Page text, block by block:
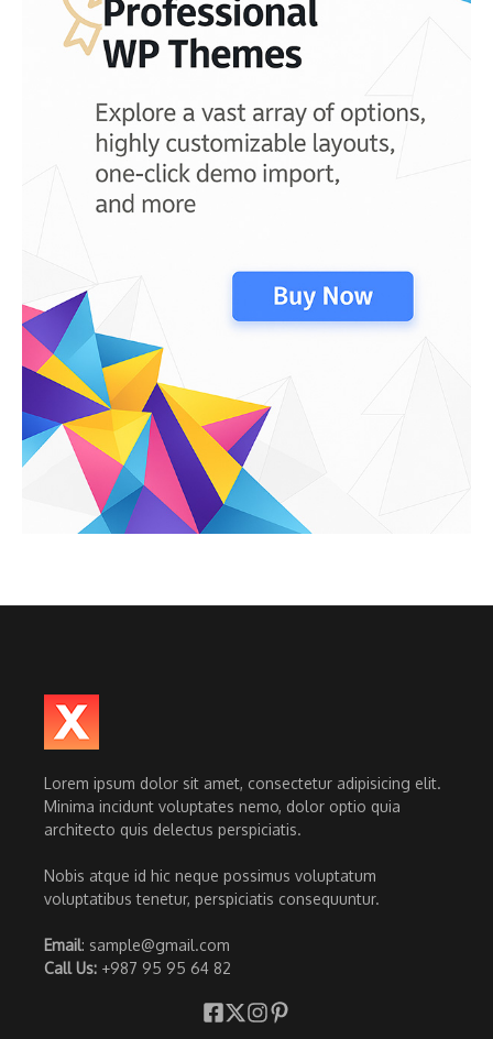
Lorem ipsum dolor sit amet, consectetur adipisicing elit.
Minima incidunt voluptates nemo, dolor optio quia
architecto quis delectus perspiciatis.
Nobis atque id hic neque possimus voluptatum
voluptatibus tenetur, perspiciatis consequuntur.
Email: sample@gmail.com
Call Us: +987 95 95 64 82